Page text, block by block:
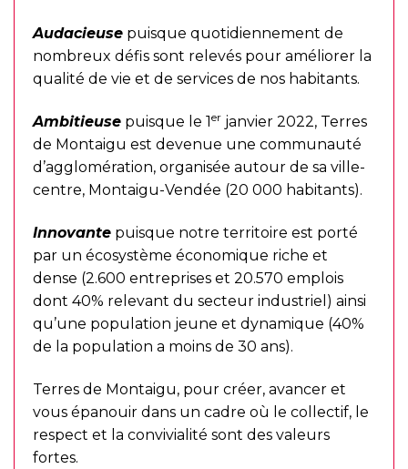
Audacieuse puisque quotidiennement de
nombreux défis sont relevés pour améliorer la
qualité de vie et de services de nos habitants.
Ambitieuse puisque le 1er janvier 2022, Terres
de Montaigu est devenue une communauté
d’agglomération, organisée autour de sa ville-
centre, Montaigu-Vendée (20 000 habitants).
Innovante puisque notre territoire est porté
par un écosystème économique riche et
dense (2.600 entreprises et 20.570 emplois
dont 40% relevant du secteur industriel) ainsi
qu’une population jeune et dynamique (40%
de la population a moins de 30 ans).
Terres de Montaigu, pour créer, avancer et
vous épanouir dans un cadre où le collectif, le
respect et la convivialité sont des valeurs
fortes.